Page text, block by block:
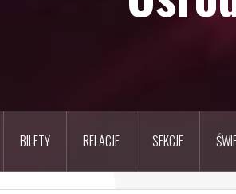
BILETY RELACJE SEKCJE